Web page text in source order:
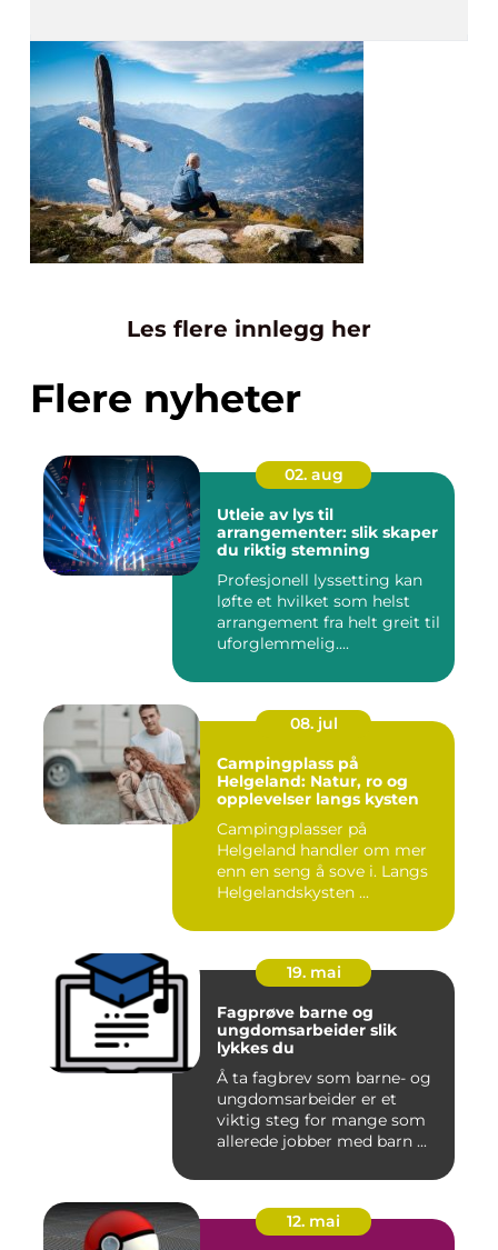
Les flere innlegg her
Flere nyheter
02. aug
Utleie av lys til
arrangementer: slik skaper
du riktig stemning
Profesjonell lyssetting kan
løfte et hvilket som helst
arrangement fra helt greit til
uforglemmelig....
08. jul
Campingplass på
Helgeland: Natur, ro og
opplevelser langs kysten
Campingplasser på
Helgeland handler om mer
enn en seng å sove i. Langs
Helgelandskysten ...
19. mai
Fagprøve barne og
ungdomsarbeider slik
lykkes du
Å ta fagbrev som barne- og
ungdomsarbeider er et
viktig steg for mange som
allerede jobber med barn ...
12. mai